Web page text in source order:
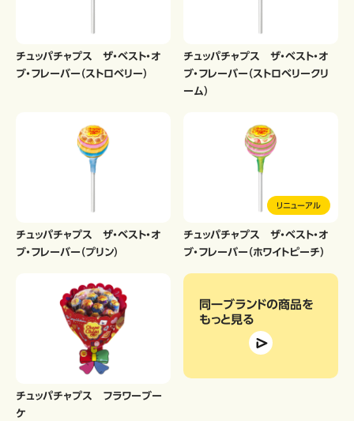
チュッパチャプス ザ・ベスト・オ
ブ・フレーバー（ストロベリー）
チュッパチャプス ザ・ベスト・オ
ブ・フレーバー（ストロベリークリ
ーム）
チュッパチャプス ザ・ベスト・オ
ブ・フレーバー（プリン）
リニューアル
チュッパチャプス ザ・ベスト・オ
ブ・フレーバー（ホワイトピーチ）
チュッパチャプス フラワーブー
ケ
同一ブランドの商品を
もっと見る